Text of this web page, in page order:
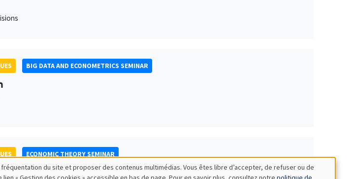
BIG DATA AND ECONOMETRICS SEMINAR
ECONOMIC THEORY SEMINAR
du site et proposer des contenus multimédias. Vous êtes libre d’accepter, de refuser ou de